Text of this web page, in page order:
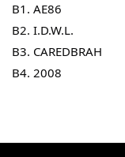
B1. AE86
B2. I.D.W.L.
B3. CAREDBRAH
B4. 2008